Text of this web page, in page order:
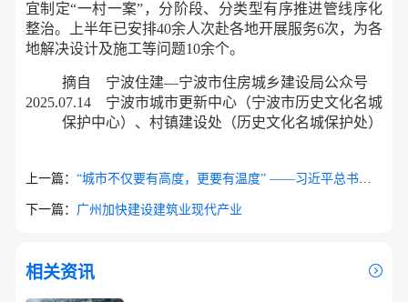
宜制定“一村一案”，分阶段、分类型有序推进管线序化
整治。上半年已安排40余人次赴各地开展服务6次，为各
地解决设计及施工等问题10余个。
摘自 宁波住建—宁波市住房城乡建设局公众号
2025.07.14 宁波市城市更新中心（宁波市历史文化名城
保护中心）、村镇建设处（历史文化名城保护处）
上一篇： “城市不仅要有高度，更要有温度” ——习近平总书记人民城市理念引领城市发展
下一篇： 广州加快建设建筑业现代产业
相关资讯